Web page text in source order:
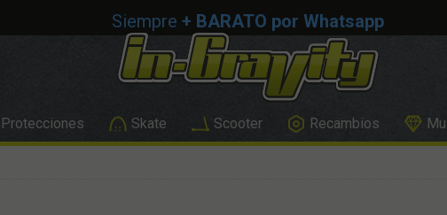
Siempre + BARATO por Whatsapp
Protecciones Skate Scooter Recambios